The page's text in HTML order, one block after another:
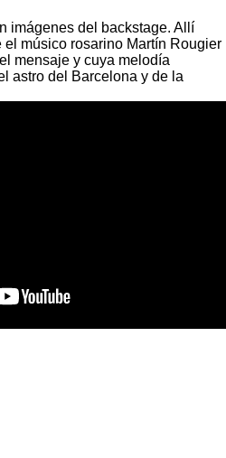
imágenes del backstage. Allí
músico rosarino Martín Rougier
mensaje y cuya melodía
astro del Barcelona y de la